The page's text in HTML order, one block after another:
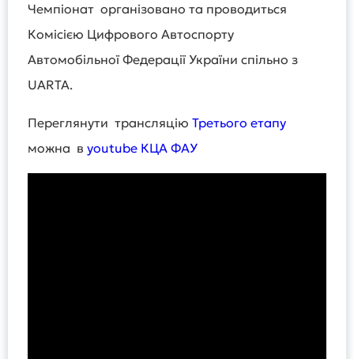
Чемпіонат організовано та проводиться
Комісією Цифрового Автоспорту
Автомобільної Федерації України спільно з
UARTA.
Переглянути трансляцію Третього етапу
можна в youtube КЦА ФАУ